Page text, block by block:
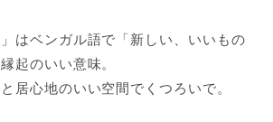
はベンガル語で「新しい、いいもの
起のいい意味。
居心地のいい空間でくつろいで。